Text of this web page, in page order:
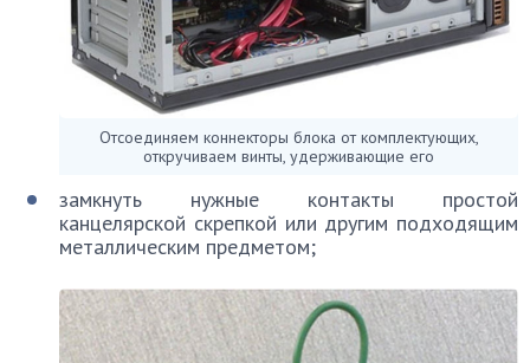
Отсоединяем коннекторы блока от комплектующих,
откручиваем винты, удерживающие его
замкнуть нужные контакты простой
канцелярской скрепкой или другим подходящим
металлическим предметом;